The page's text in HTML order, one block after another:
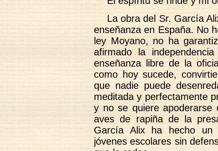
La obra del Sr. García
enseñanza en España. No
ley Moyano, no ha
afirmado la
enseñanza libre de la
como hoy sucede,
que nadie puede
meditada y perfectamente
y no se quiere apoderarse
aves de rapiña de la
García Alix ha hecho un
jóvenes escolares sin